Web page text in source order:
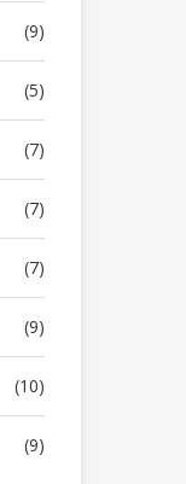
(9)
(5)
(7)
(7)
(7)
(9)
(10)
(9)